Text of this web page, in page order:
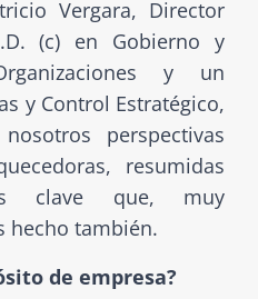
Vergara, Director
(c) en Gobierno y
y un
y Control Estratégico,
perspectivas
resumidas
clave que, muy
hecho también.
de empresa?